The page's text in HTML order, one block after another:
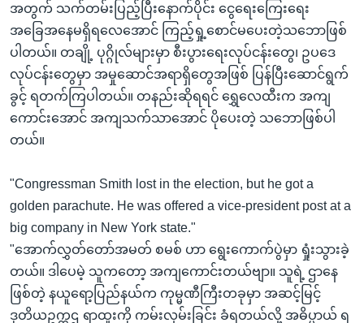
အတွက် သက်တမ်းပြည့်ပြီးနောက်ပိုင်း ငွေရေးကြေးရေး
အခြေအနေမရှိရလေအောင် ကြည့်ရှု့စောင်မပေးတဲ့သဘောဖြစ်
ပါတယ်။ တချို့ ပုဂ္ဂိုလ်များမှာ စီးပွားရေးလုပ်ငန်းတွေ၊ ဥပဒေ
လုပ်ငန်းတွေမှာ အမှုဆောင်အရာရှိတွေအဖြစ် ပြန်ပြီးဆောင်ရွက်
ခွင့် ရတက်ကြပါတယ်။ တနည်းဆိုရရင် ရွှေလေထီးက အကျ
ကောင်းအောင် အကျသက်သာအောင် ပိုပေးတဲ့ သဘောဖြစ်ပါ
တယ်။
"Congressman Smith lost in the election, but he got a
golden parachute. He was offered a vice-president post at a
big company in New York state."
"အောက်လွှတ်တော်အမတ် စမစ် ဟာ ရွေးကောက်ပွဲမှာ ရှုံးသွားခဲ့
တယ်။ ဒါပေမဲ့ သူကတော့ အကျကောင်းတယ်ဗျာ။ သူရဲ့ ဌာနေ
ဖြစ်တဲ့ နယူရော့ပြည်နယ်က ကုမ္မဏီကြီးတခုမှာ အဆင့်မြင့်
ဒုတိယဥက္ကဌ ရာထူးကို ကမ်းလှမ်းခြင်း ခံရတယ်လို့ အဓိပ္ပာယ် ရ